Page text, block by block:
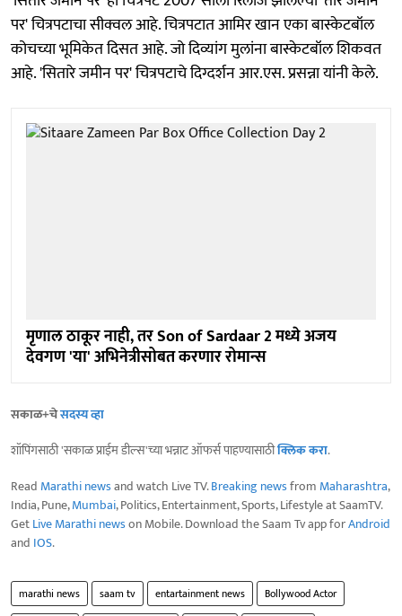
पर' चित्रपटाचा सीक्वल आहे. चित्रपटात आमिर खान एका बास्केटबॉल
कोचच्या भूमिकेत दिसत आहे. जो दिव्यांग मुलांना बास्केटबॉल शिकवत
आहे. 'सितारे जमीन पर' चित्रपटाचे दिग्दर्शन आर.एस. प्रसन्ना यांनी केले.
मृणाल ठाकूर नाही, तर Son of Sardaar 2 मध्ये अजय
देवगण 'या' अभिनेत्रीसोबत करणार रोमान्स
सकाळ+चेसदस्य व्हा
शॉपिंगसाठी 'सकाळ प्राईम डील्स'च्या भन्नाट ऑफर्स पाहण्यासाठीक्लिक करा.
Read Marathi newsand watch Live TV.Breaking newsfrom Maharashtra,
India, Pune,Mumbai, Politics, Entertainment, Sports, Lifestyle at SaamTV.
GetLive Marathi newson Mobile. Download the Saam Tv app forAndroid
and IOS.
marathi news saam tv entartainment news
Bollywood Actor